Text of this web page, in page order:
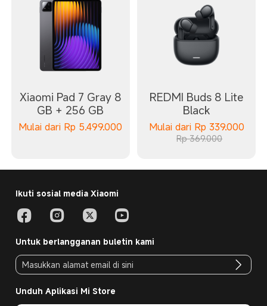
Xiaomi Pad 7 Gray 8
GB + 256 GB
Mulai dari Rp 5.499.000
REDMI Buds 8 Lite
Black
Mulai dari Rp 339.000
Rp 369.000
Ikuti sosial media Xiaomi
Untuk berlangganan buletin kami
Unduh Aplikasi Mi Store